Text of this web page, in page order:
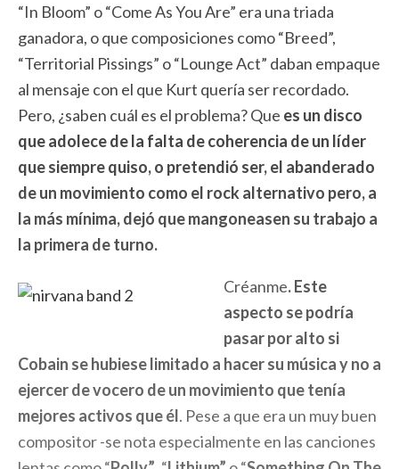
“In Bloom” o “Come As You Are” era una triada
ganadora, o que composiciones como “Breed”,
“Territorial Pissings” o “Lounge Act” daban empaque
al mensaje con el que Kurt quería ser recordado.
Pero, ¿saben cuál es el problema? Que es un disco
que adolece de la falta de coherencia de un líder
que siempre quiso, o pretendió ser, el abanderado
de un movimiento como el rock alternativo pero, a
la más mínima, dejó que mangoneasen su trabajo a
la primera de turno.
Créanme. Este
aspecto se podría
pasar por alto si
Cobain se hubiese limitado a hacer su música y no a
ejercer de vocero de un movimiento que tenía
mejores activos que él. Pese a que era un muy buen
compositor -se nota especialmente en las canciones